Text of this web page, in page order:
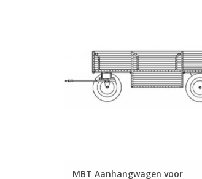
MBT Aanhangwagen voor